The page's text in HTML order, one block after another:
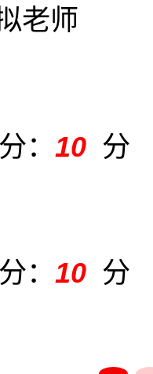
老师
：10 分
：10 分